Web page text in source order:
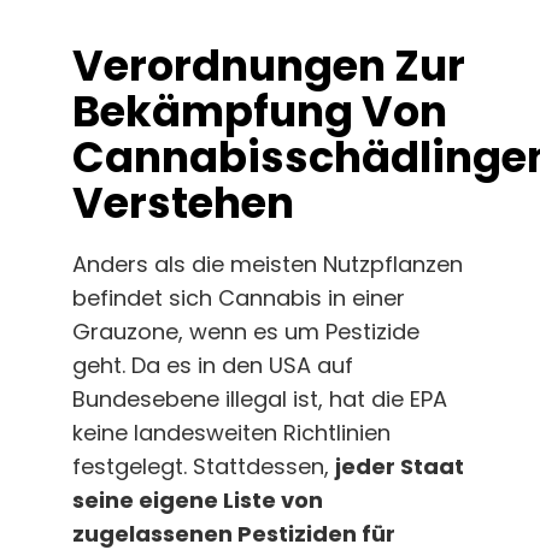
Verordnungen Zur
Bekämpfung Von
Verstehen
Anders als die meisten Nutzpflanzen
befindet sich Cannabis in einer
Grauzone, wenn es um Pestizide
geht. Da es in den USA auf
Bundesebene illegal ist, hat die EPA
keine landesweiten Richtlinien
festgelegt. Stattdessen, jeder Staat
seine eigene Liste von
zugelassenen Pestiziden für